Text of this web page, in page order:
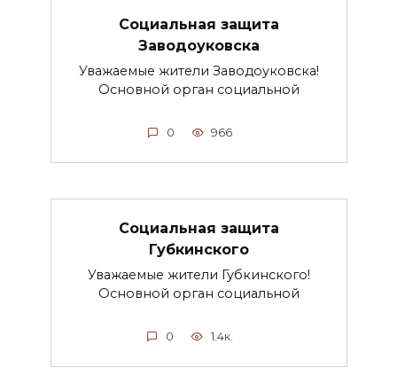
Социальная защита
Заводоуковска
Уважаемые жители Заводоуковска!
Основной орган социальной
0 966
Социальная защита
Губкинского
Уважаемые жители Губкинского!
Основной орган социальной
0 1.4к.